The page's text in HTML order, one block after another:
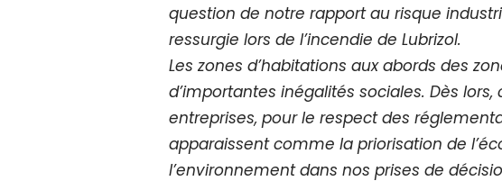
question de notre rapport au risque
ressurgie lors de l’incendie de Lubrizol.
Les zones d’habitations aux abords des
d’importantes inégalités sociales. Dès
entreprises, pour le respect des
apparaissent comme la priorisation de
l’environnement dans nos prises de